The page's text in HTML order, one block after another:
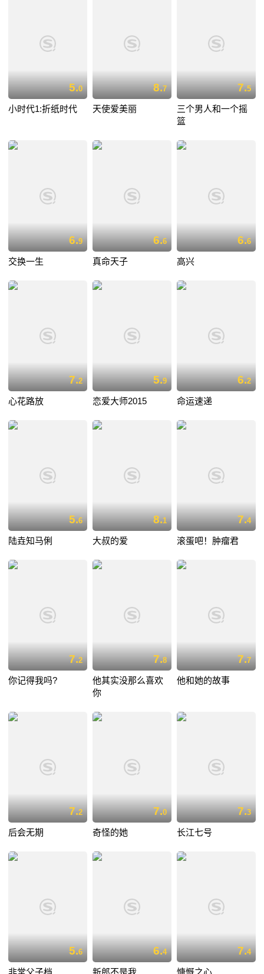
5.0
小时代1:折纸时代
8.7
天使爱美丽
7.5
三个男人和一个摇
篮
6.9
交换一生
6.6
真命天子
6.6
高兴
7.2
心花路放
5.9
恋爱大师2015
6.2
命运速递
5.6
陆垚知马俐
8.1
大叔的爱
7.4
滚蛋吧！肿瘤君
7.2
你记得我吗?
7.8
他其实没那么喜欢
你
7.7
他和她的故事
7.2
后会无期
7.0
奇怪的她
7.3
长江七号
5.6 6.4 7.4